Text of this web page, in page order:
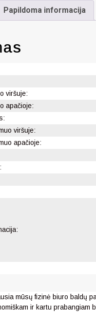
Papildoma informacija
viršuje:
apačioje:
viršuje:
apačioje:
mūsų fizinė biuro baldų
ir kartu prabangiam